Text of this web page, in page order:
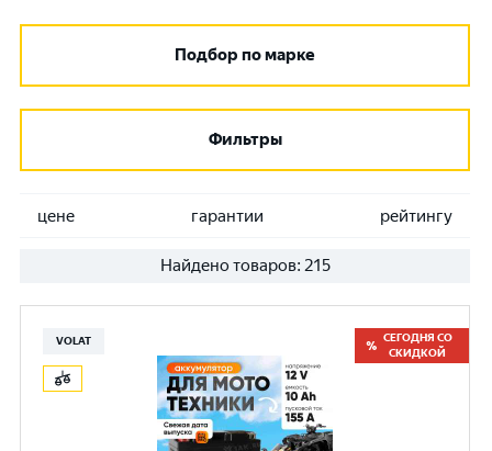
Подбор по марке
Фильтры
цене гарантии рейтингу
Найдено товаров: 215
VOLAT
СЕГОДНЯ СО
СКИДКОЙ